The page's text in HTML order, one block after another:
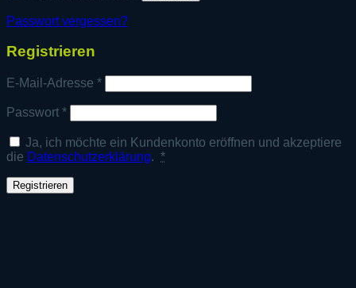
Passwort vergessen?
Registrieren
E-Mail-Adresse *Erforderlich
Passwort *Erforderlich
Ja, ich möchte ein Kundenkonto eröffnen und akzeptiere
die Datenschutzerklärung. *
Registrieren